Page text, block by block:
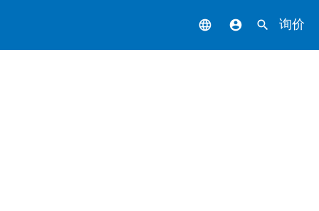
language account_circle search 询价